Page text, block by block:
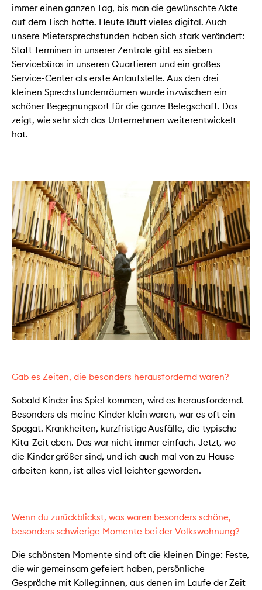
immer einen ganzen Tag, bis man die gewünschte Akte
auf dem Tisch hatte. Heute läuft vieles digital. Auch
unsere Mietersprechstunden haben sich stark verändert:
Statt Terminen in unserer Zentrale gibt es sieben
Servicebüros in unseren Quartieren und ein großes
Service-Center als erste Anlaufstelle. Aus den drei
kleinen Sprechstundenräumen wurde inzwischen ein
schöner Begegnungsort für die ganze Belegschaft. Das
zeigt, wie sehr sich das Unternehmen weiterentwickelt
hat.
Gab es Zeiten, die besonders herausfordernd waren?
Sobald Kinder ins Spiel kommen, wird es herausfordernd.
Besonders als meine Kinder klein waren, war es oft ein
Spagat. Krankheiten, kurzfristige Ausfälle, die typische
Kita-Zeit eben. Das war nicht immer einfach. Jetzt, wo
die Kinder größer sind, und ich auch mal von zu Hause
arbeiten kann, ist alles viel leichter geworden.
Wenn du zurückblickst, was waren besonders schöne,
besonders schwierige Momente bei der Volkswohnung?
Die schönsten Momente sind oft die kleinen Dinge: Feste,
die wir gemeinsam gefeiert haben, persönliche
Gespräche mit Kolleg:innen, aus denen im Laufe der Zeit